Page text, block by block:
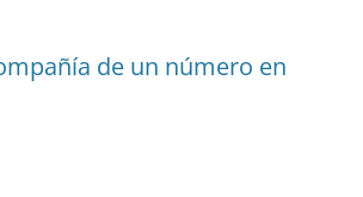
de un número en